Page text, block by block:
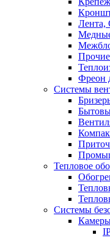
Лента,
Прочие
Фреон
Системы
Тепловое
Системы